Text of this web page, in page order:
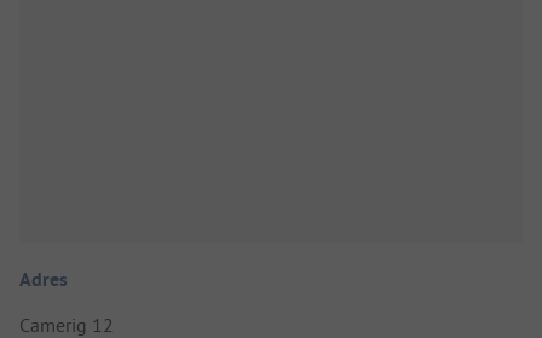
Adres
Camerig 12